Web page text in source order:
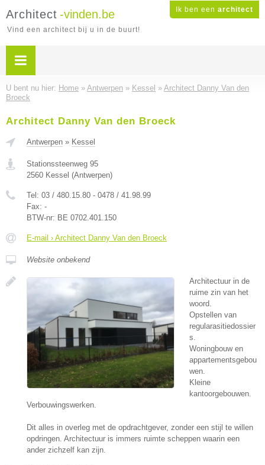
Ik ben een architect
Architect -vinden.be
Vind een architect bij u in de buurt!
U bent nu hier: Home » Antwerpen » Kessel » Architect Danny Van den
Broeck
Architect Danny Van den Broeck
Antwerpen » Kessel
Stationssteenweg 95
2560 Kessel (Antwerpen)
Tel: 03 / 480.15.80 - 0478 / 41.98.99
Fax: -
BTW-nr: BE 0702.401.150
E-mail › Architect Danny Van den Broeck
Website onbekend
Architectuur in de
ruime zin van het
woord.
Opstellen van
regularasitiedossier
s.
Woningbouw en
appartementsgebou
wen.
Kleine
kantoorgebouwen.
Verbouwingswerken.
Dit alles in overleg met de opdrachtgever, zonder een stijl te willen
opdringen. Architectuur is immers ruimte scheppen waarin een
ander zichzelf kan zijn.